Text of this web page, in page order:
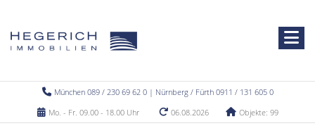
München 089 / 230 69 62 0 | Nürnberg / Fürth 0911 / 131 605 0
Mo. - Fr. 09.00 - 18.00 Uhr
06.08.2026 Objekte: 99